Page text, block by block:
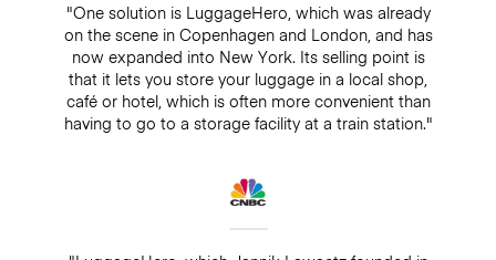
"One solution is LuggageHero, which was already
on the scene in Copenhagen and London, and has
now expanded into New York. Its selling point is
that it lets you store your luggage in a local shop,
café or hotel, which is often more convenient than
having to go to a storage facility at a train station."